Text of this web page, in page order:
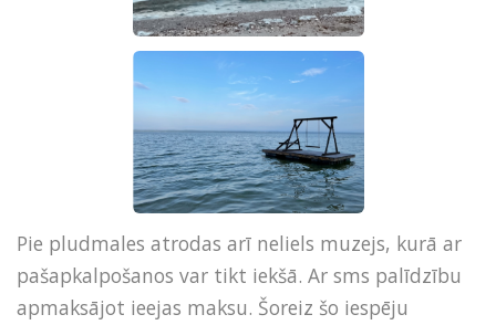
Pie pludmales atrodas arī neliels muzejs, kurā ar
pašapkalpošanos var tikt iekšā. Ar sms palīdzību
apmaksājot ieejas maksu. Šoreiz šo iespēju